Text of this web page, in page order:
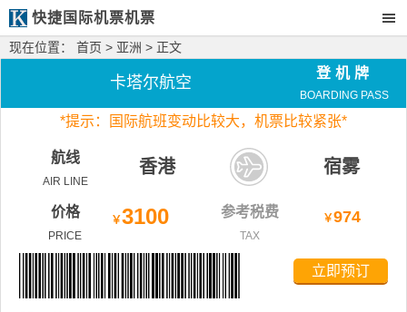
快捷国际机票机票
现在位置： 首页 > 亚洲 > 正文
卡塔尔航空
登机牌
BOARDING PASS
*提示：国际航班变动比较大， 机票比较紧张*
航线
AIR LINE
香港 宿雾
价格
PRICE
￥3100 参考税费
TAX
￥974
立即预订